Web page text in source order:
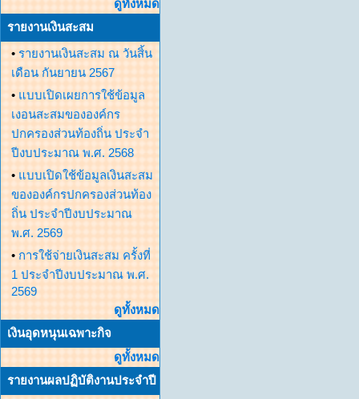
ดูทั้งหมด
รายงานเงินสะสม
• รายงานเงินสะสม ณ วันสิ้น
เดือน กันยายน 2567
• แบบเปิดเผยการใช้ข้อมูล
เงอนสะสมขององค์กร
ปกครองส่วนท้องถิ่น ประจำ
ปีงบประมาณ พ.ศ. 2568
• แบบเปิดใช้ข้อมูลเงินสะสม
ขององค์กรปกครองส่วนท้อง
ถิ่น ประจำปีงบประมาณ
พ.ศ. 2569
• การใช้จ่ายเงินสะสม ครั้งที่
1 ประจำปีงบประมาณ พ.ศ.
2569
ดูทั้งหมด
เงินอุดหนุนเฉพาะกิจ
ดูทั้งหมด
รายงานผลปฏิบัติงานประจำปี